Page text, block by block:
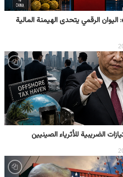
الرقمي يتحدى الهيمنة المالية
الضريبية للأثرياء الصينيين